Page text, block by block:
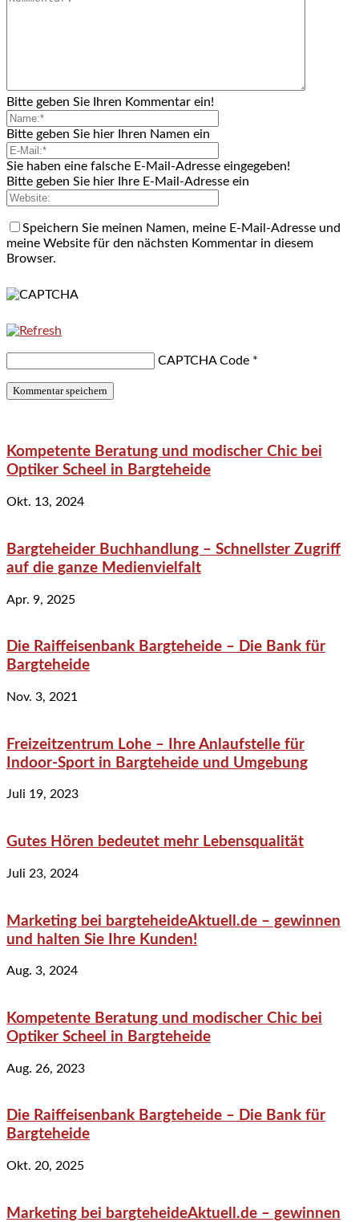
Bitte geben Sie Ihren Kommentar ein!
Bitte geben Sie hier Ihren Namen ein
Sie haben eine falsche E-Mail-Adresse eingegeben!
Bitte geben Sie hier Ihre E-Mail-Adresse ein
Speichern Sie meinen Namen, meine E-Mail-Adresse und
meine Website für den nächsten Kommentar in diesem
Browser.
CAPTCHA Code *
Kompetente Beratung und modischer Chic bei
Optiker Scheel in Bargteheide
Okt. 13, 2024
Bargteheider Buchhandlung – Schnellster Zugriff
auf die ganze Medienvielfalt
Apr. 9, 2025
Die Raiffeisenbank Bargteheide – Die Bank für
Bargteheide
Nov. 3, 2021
Freizeitzentrum Lohe – Ihre Anlaufstelle für
Indoor-Sport in Bargteheide und Umgebung
Juli 19, 2023
Gutes Hören bedeutet mehr Lebensqualität
Juli 23, 2024
Marketing bei bargteheideAktuell.de – gewinnen
und halten Sie Ihre Kunden!
Aug. 3, 2024
Kompetente Beratung und modischer Chic bei
Optiker Scheel in Bargteheide
Aug. 26, 2023
Die Raiffeisenbank Bargteheide – Die Bank für
Bargteheide
Okt. 20, 2025
Marketing bei bargteheideAktuell.de – gewinnen